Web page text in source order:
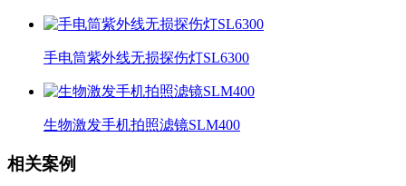
手电筒紫外线无损探伤灯SL6300
生物激发手机拍照滤镜SLM400
相关案例